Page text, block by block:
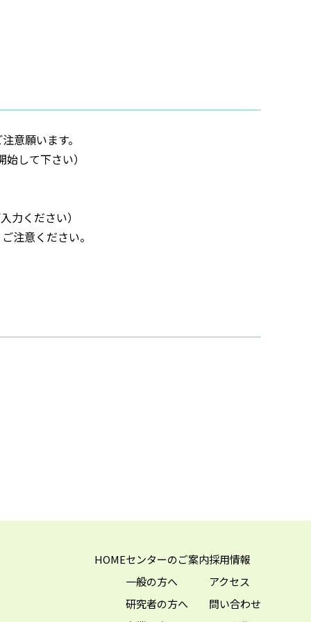
意願います。
して下さい）
ください）
注意ください。
HOMEセンターのご案内
一般の方へ
研究者の方へ
採用情報
アクセス
問い合わせ